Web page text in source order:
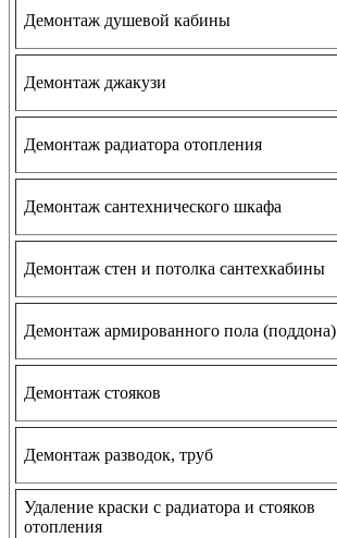
Демонтаж душевой кабины
Демонтаж джакузи
Демонтаж радиатора отопления
Демонтаж сантехнического шкафа
Демонтаж стен и потолка сантехкабины
Демонтаж армированного пола (поддона)
Демонтаж стояков
Демонтаж разводок, труб
Удаление краски с радиатора и стояков
отопления